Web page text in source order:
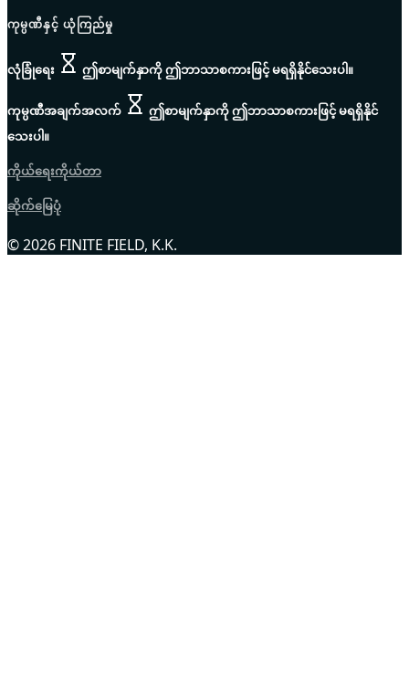
ကုမ္ပဏီနှင့် ယုံကြည်မှု
လုံခြုံရေး ဤစာမျက်နှာကို ဤဘာသာစကားဖြင့် မရရှိနိုင်သေးပါ။
ကုမ္ပဏီအချက်အလက်
ဤစာမျက်နှာကို ဤဘာသာစကားဖြင့် မရရှိနိုင်
သေးပါ။
ကိုယ်ရေးကိုယ်တာ
ဆိုက်မြေပုံ
© 2026 FINITE FIELD, K.K.